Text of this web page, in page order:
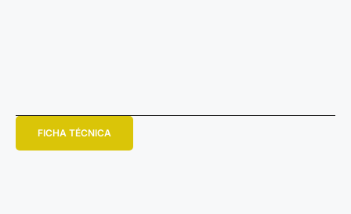
FICHA TÉCNICA